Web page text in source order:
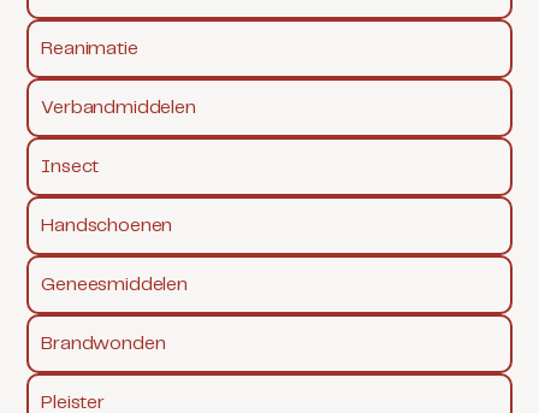
Reanimatie
Verbandmiddelen
Insect
Handschoenen
Geneesmiddelen
Brandwonden
Pleister